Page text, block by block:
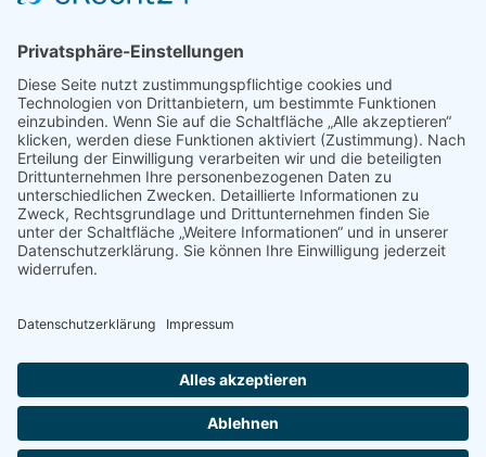
Beliebte Themen
Adaptionsmöglichkeit Aktiv-Rollstühle Alltagshilfen Alltagshilfen
für die Küche Automatische Türöffner Bad Bandscheibe Besteck
Bettenmachen
Bewegungseingeschränkung
druckentlastende Matratze Dusche & WC Fixierbrett
Füße Gehfähigkeit
Lendenbogen Liegelage mobile Treppensteighilfe
Rollstuhlfahrer
Rückenschmerzen Schlafunterlage Schnabelbecher Seniorenbetten Sport-Rollstühle
Treppen Treppensteighilfen
Urinflaschen Wellness